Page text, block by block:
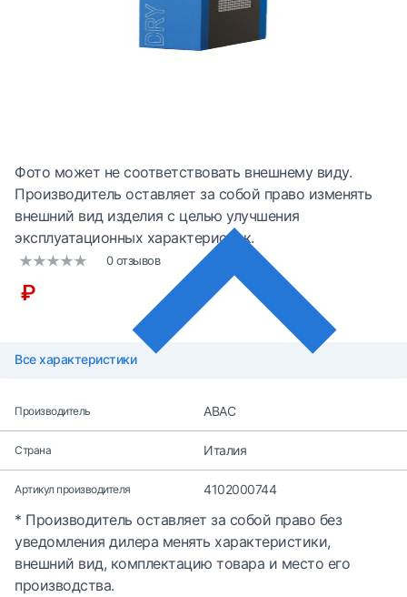
Фото может не соответствовать внешнему виду.
Производитель оставляет за собой право изменять
внешний вид изделия с целью улучшения
эксплуатационных характеристик.
0 отзывов
₽
Все характеристики
Производитель ABAC
Страна Италия
Артикул производителя 4102000744
* Производитель оставляет за собой право без
уведомления дилера менять характеристики,
внешний вид, комплектацию товара и место его
производства.